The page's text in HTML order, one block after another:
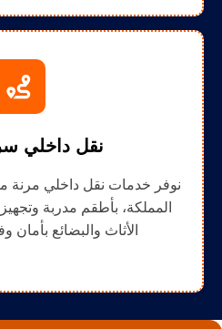
نقل داخلي
نوفر خدمات نقل داخلي مرنة
المملكة، بأطقم مدربة
الأثاث والبضائع